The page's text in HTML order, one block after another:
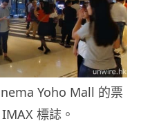
Yoho Mall 的票
標誌。